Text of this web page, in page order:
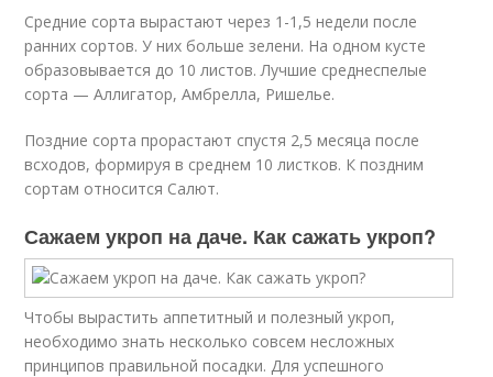
Средние сорта вырастают через 1-1,5 недели после
ранних сортов. У них больше зелени. На одном кусте
образовывается до 10 листов. Лучшие среднеспелые
сорта — Аллигатор, Амбрелла, Ришелье.
Поздние сорта прорастают спустя 2,5 месяца после
всходов, формируя в среднем 10 листков. К поздним
сортам относится Салют.
Сажаем укроп на даче. Как сажать укроп?
Чтобы вырастить аппетитный и полезный укроп,
необходимо знать несколько совсем несложных
принципов правильной посадки. Для успешного